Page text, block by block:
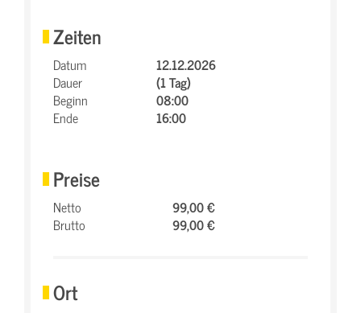
Zeiten
Datum
12.12.2026
Dauer
(1 Tag)
Beginn
08:00
Ende
16:00
Preise
Netto
99,00 €
Brutto
99,00 €
Ort